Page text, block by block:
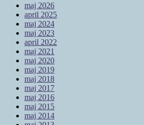
maj 2026
april 2025
maj 2024
maj 2023
april 2022
maj 2021
maj 2020
maj 2019
maj 2018
maj 2017
maj 2016
maj 2015
maj 2014